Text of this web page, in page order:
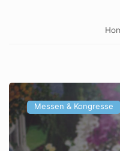
Messen & Kongresse